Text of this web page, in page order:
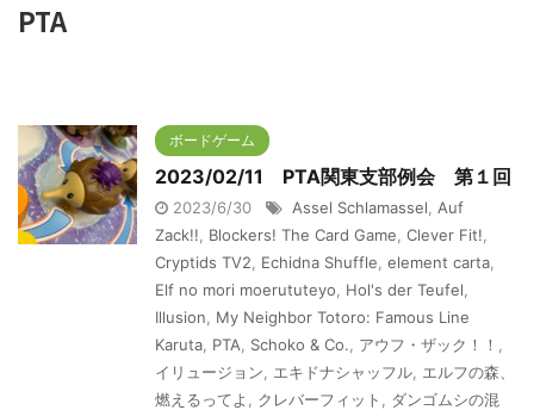
PTA
ボードゲーム
2023/02/11 PTA関東支部例会 第１回
2023/6/30 Assel Schlamassel
Auf
Zack!!
Blockers! The Card Game Clever Fit!
Cryptids TV2
Echidna Shuffle element carta
Elf no mori moerututeyo
Hol's der Teufel
Illusion
My Neighbor Totoro: Famous Line
Karuta PTA Schoko & Co. アウフ・ザック！！
イリュージョン
エキドナシャッフル
エルフの森、
燃えるってよ
クレバーフィット
ダンゴムシの混